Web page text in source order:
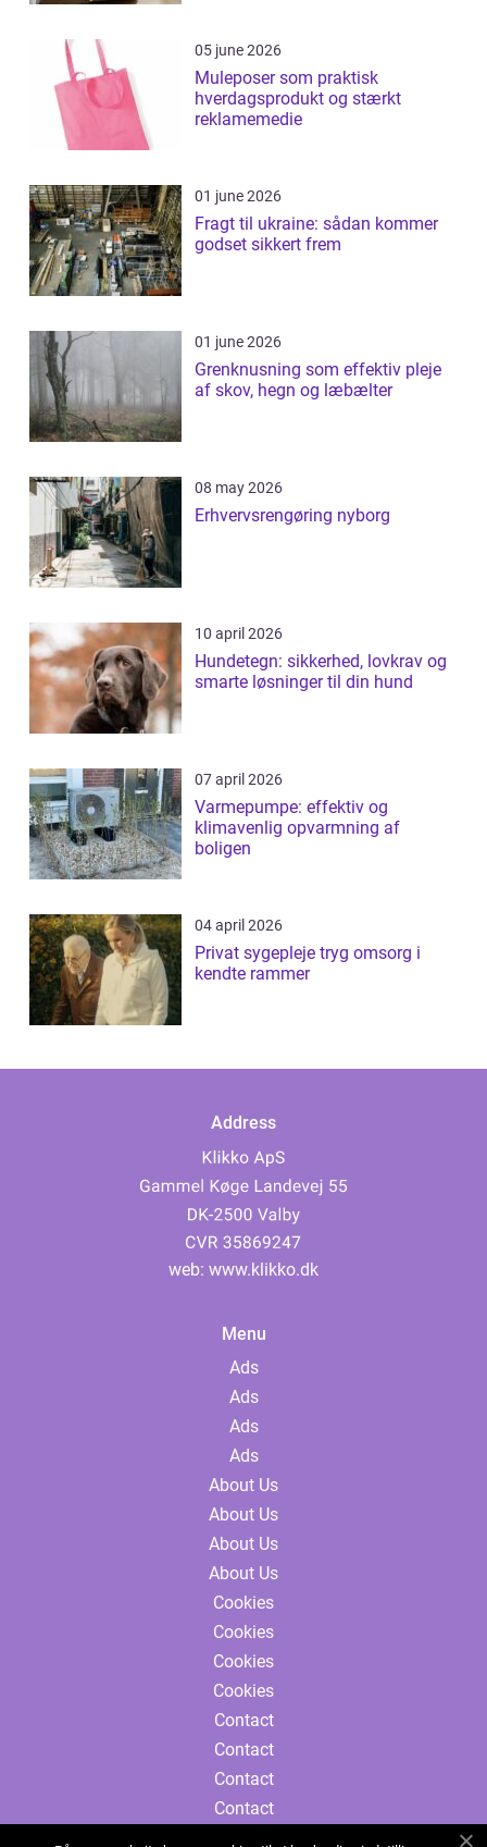
05 june 2026
Muleposer som praktisk
hverdagsprodukt og stærkt
reklamemedie
01 june 2026
Fragt til ukraine: sådan kommer
godset sikkert frem
01 june 2026
Grenknusning som effektiv pleje
af skov, hegn og læbælter
08 may 2026
Erhvervsrengøring nyborg
10 april 2026
Hundetegn: sikkerhed, lovkrav og
smarte løsninger til din hund
07 april 2026
Varmepumpe: effektiv og
klimavenlig opvarmning af
boligen
04 april 2026
Privat sygepleje tryg omsorg i
kendte rammer
Address
web: www.klikko.dk
Menu
Ads
Ads
Ads
Ads
About Us
About Us
About Us
About Us
Cookies
Cookies
Cookies
Cookies
Contact
Contact
Contact
Contact